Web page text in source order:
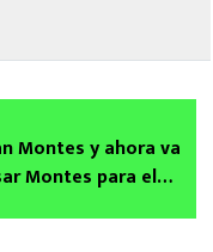
Montes y ahora va
Montes para el